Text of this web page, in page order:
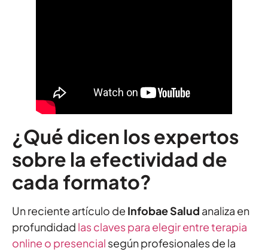
¿Qué dicen los expertos
sobre la efectividad de
cada formato?
Un reciente artículo de Infobae Salud analiza en
profundidad las claves para elegir entre terapia
online o presencial según profesionales de la